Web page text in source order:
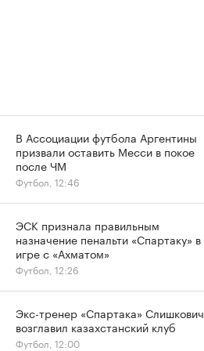
В Ассоциации футбола Аргентины
призвали оставить Месси в покое
после ЧМ
Футбол, 12:46
ЭСК признала правильным
назначение пенальти «Спартаку» в
игре с «Ахматом»
Футбол, 12:26
Экс-тренер «Спартака» Слишкович
возглавил казахстанский клуб
Футбол, 12:00